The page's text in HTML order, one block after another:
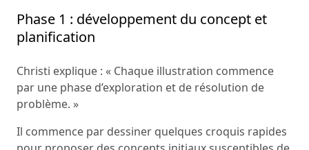
Phase 1 : développement du concept et
planification
Christi explique : « Chaque illustration commence
par une phase d’exploration et de résolution de
problème. »
Il commence par dessiner quelques croquis rapides